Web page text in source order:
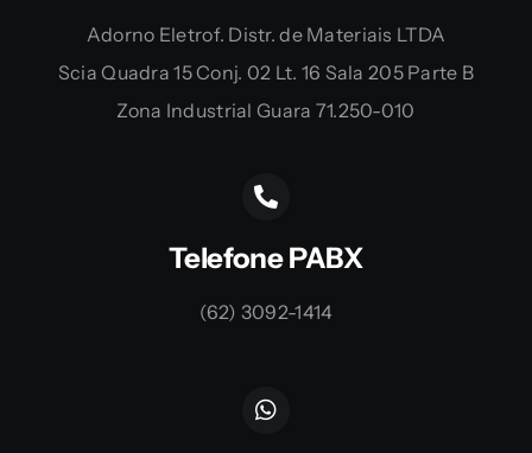
Adorno Eletrof. Distr. de Materiais LTDA
Scia Quadra 15 Conj. 02 Lt. 16 Sala 205 Parte B
Zona Industrial Guara 71.250-010
Telefone PABX
(62) 3092-1414